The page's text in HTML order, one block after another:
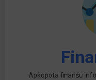
Apkopota finanšu